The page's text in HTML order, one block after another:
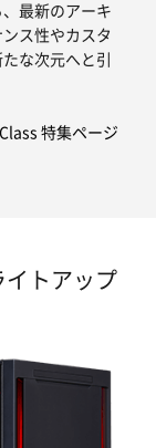
最新のアーキ
ス性やカスタ
な次元へと引
特集ページ
トアップ